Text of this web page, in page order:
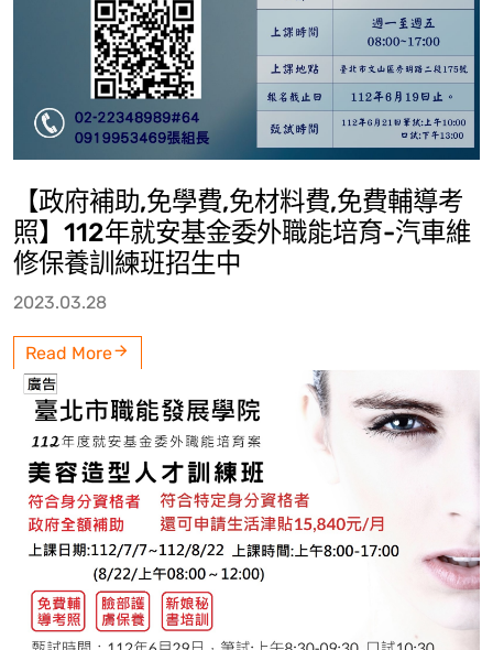
【政府補助,免學費,免材料費,免費輔導考
照】112年就安基金委外職能培育-汽車維
修保養訓練班招生中
2023.03.28
Read More